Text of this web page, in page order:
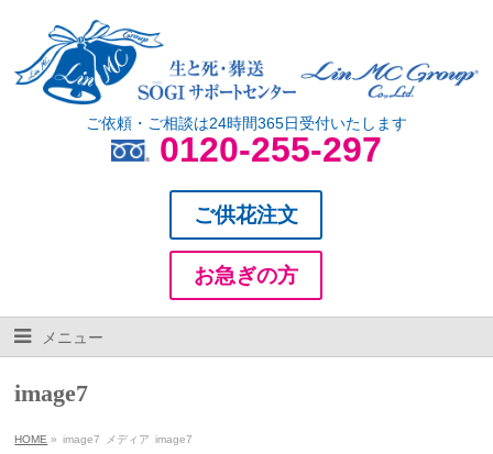
ご依頼・ご相談は24時間365日受付いたします
0120-255-297
ご供花注文
お急ぎの方
メニュー
image7
HOME » image7 メディア image7